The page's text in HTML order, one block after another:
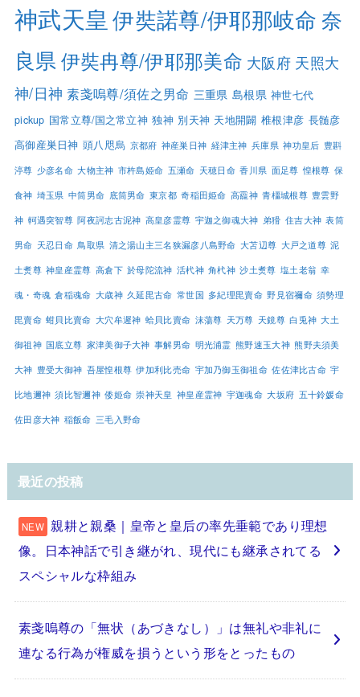
神武天皇 伊奘諾尊/伊耶那岐命 奈
良県 伊奘冉尊/伊耶那美命 大阪府 天照大
神/日神 素戔嗚尊/須佐之男命 三重県 島根県 神世七代
pickup 国常立尊/国之常立神 独神 別天神 天地開闢 椎根津彦 長髄彦
高御産巣日神 頭八咫烏 京都府 神産巣日神 経津主神 兵庫県 神功皇后 豊斟
渟尊 少彦名命 大物主神 市杵島姫命 五瀬命 天穂日命 香川県 面足尊 惶根尊 保
食神 埼玉県 中筒男命 底筒男命 東京都 奇稲田姫命 高龗神 青橿城根尊 豊雲野
神 軻遇突智尊 阿夜訶志古泥神 高皇彦霊尊 宇迦之御魂大神 弟猾 住吉大神 表筒
男命 天忍日命 鳥取県 清之湯山主三名狭漏彦八島野命 大苫辺尊 大戸之道尊 泥
土煑尊 神皇産霊尊 高倉下 於母陀流神 活杙神 角杙神 沙土煑尊 塩土老翁 幸
魂・奇魂 倉稲魂命 大歳神 久延毘古命 常世国 多紀理毘賣命 野見宿禰命 須勢理
毘賣命 蚶貝比賣命 大穴牟遲神 蛤貝比賣命 沫蕩尊 天万尊 天鏡尊 白兎神 大土
御祖神 国底立尊 家津美御子大神 事解男命 明光浦霊 熊野速玉大神 熊野夫須美
大神 豊受大御神 吾屋惶根尊 伊加利比売命 宇加乃御玉御祖命 佐佐津比古命 宇
比地邇神 須比智邇神 倭姫命 崇神天皇 神皇産霊神 宇迦魂命 大坂府 五十鈴媛命
佐田彦大神 稲飯命 三毛入野命
最近の投稿
親耕と親桑｜皇帝と皇后の率先垂範であり理想
像。日本神話で引き継がれ、現代にも継承されてる
スペシャルな枠組み
素戔嗚尊の「無状（あづきなし）」は無礼や非礼に
連なる行為が権威を損うという形をとったもの